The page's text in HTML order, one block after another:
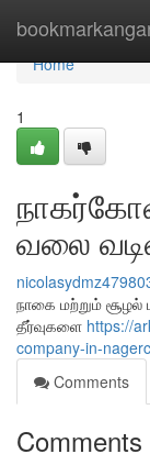
Home
Home
1
வலை
நாகை மற்றும் சூழல்
தீர்வுகளை https://
company-in-
Comments
Comments